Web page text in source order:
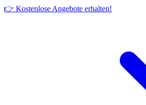
👉 Kostenlose Angebote erhalten!